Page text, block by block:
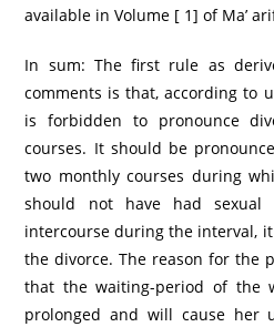
available in Volume [ 1] of Ma’
In sum: The first rule as
comments is that, according to
is forbidden to pronounce
courses. It should be
two monthly courses during
should not have had sexual
intercourse during the interval,
the divorce. The reason for the
that the waiting-period of the
prolonged and will cause her